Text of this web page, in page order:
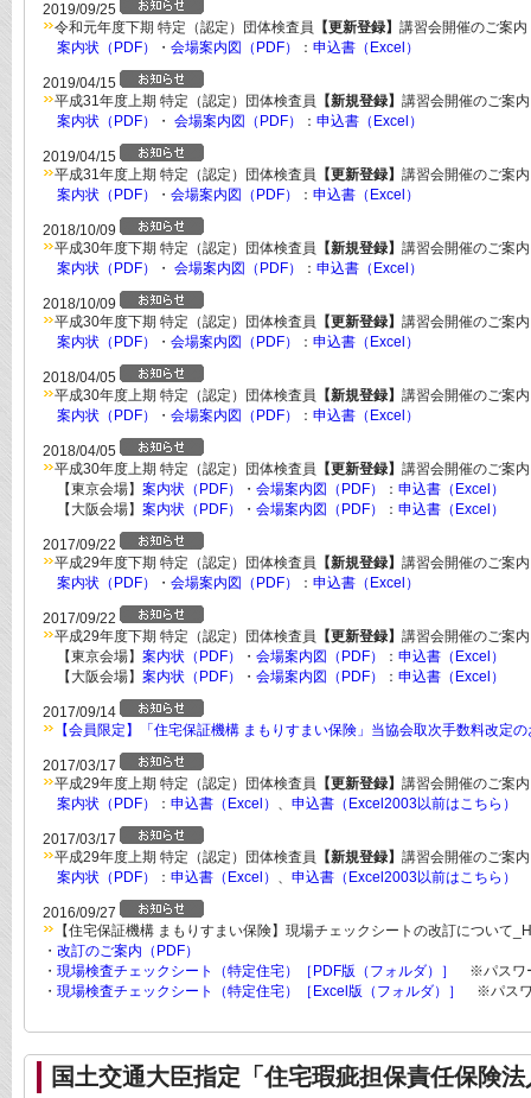
2019/09/25
令和元年度下期 特定（認定）団体検査員 【更新登録】 講習会開催のご案内
案内状（PDF）
・ 会場案内図（PDF） ： 申込書（Excel）
2019/04/15
平成31年度上期 特定（認定）団体検査員 【新規登録】 講習会開催のご案内
案内状（PDF）
・ 会場案内図（PDF） ： 申込書（Excel）
2019/04/15
平成31年度上期 特定（認定）団体検査員 【更新登録】 講習会開催のご案内
案内状（PDF）
・ 会場案内図（PDF） ： 申込書（Excel）
2018/10/09
平成30年度下期 特定（認定）団体検査員 【新規登録】 講習会開催のご案内
案内状（PDF）
・ 会場案内図（PDF） ： 申込書（Excel）
2018/10/09
平成30年度下期 特定（認定）団体検査員 【更新登録】 講習会開催のご案内
案内状（PDF）
・ 会場案内図（PDF） ： 申込書（Excel）
2018/04/05
平成30年度上期 特定（認定）団体検査員 【新規登録】 講習会開催のご案内
案内状（PDF）
・ 会場案内図（PDF） ： 申込書（Excel）
2018/04/05
平成30年度上期 特定（認定）団体検査員 【更新登録】 講習会開催のご案内
【東京会場】 案内状（PDF） ・ 会場案内図（PDF） ： 申込書（Excel）
【大阪会場】 案内状（PDF） ・ 会場案内図（PDF） ： 申込書（Excel）
2017/09/22
平成29年度下期 特定（認定）団体検査員 【新規登録】 講習会開催のご案内
案内状（PDF）
・ 会場案内図（PDF） ： 申込書（Excel）
2017/09/22
平成29年度下期 特定（認定）団体検査員 【更新登録】 講習会開催のご案内
【東京会場】 案内状（PDF） ・ 会場案内図（PDF） ： 申込書（Excel）
【大阪会場】 案内状（PDF） ・ 会場案内図（PDF） ： 申込書（Excel）
2017/09/14
【会員限定】「住宅保証機構 まもりすまい保険」当協会取次手数料改定
2017/03/17
平成29年度上期 特定（認定）団体検査員 【更新登録】 講習会開催のご案内
案内状（PDF）
： 申込書（Excel） 、 申込書（Excel2003以前はこちら）
2017/03/17
平成29年度上期 特定（認定）団体検査員 【新規登録】 講習会開催のご案内
案内状（PDF）
： 申込書（Excel） 、 申込書（Excel2003以前はこちら）
2016/09/27
【住宅保証機構 まもりすまい保険】現場チェックシートの改訂について
・ 改訂のご案内（PDF）
・ 現場検査チェックシート（特定住宅）［PDF版（フォルダ）］
※パスワ
・ 現場検査チェックシート（特定住宅）［Excel版（フォルダ）］ ※パスワ
国土交通大臣指定「住宅瑕疵担保責任保険法